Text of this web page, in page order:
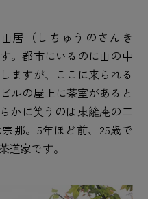
居（しちゅうのさんき
。都市にいるのに山の中
ますが、ここに来られる
ルの屋上に茶室があると
かに笑うのは東籬庵の二
那。5年ほど前、25歳で
道家です。